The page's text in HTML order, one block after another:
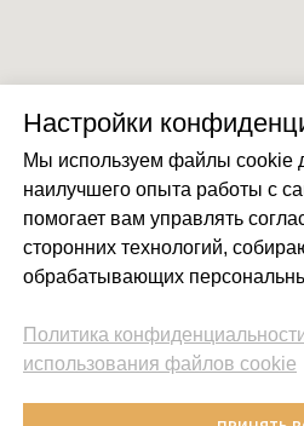
Настройки
Мы используем файлы cookie
наилучшего опыта работы с
помогает вам управлять
сторонних технологий,
обрабатывающих
Политика
использования файлов cookie